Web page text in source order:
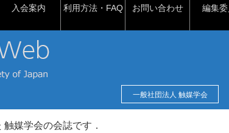
入会案内 利用方法・FAQ お問い合わせ 編集
一般社団法人 触媒学会
媒学会の会誌です．